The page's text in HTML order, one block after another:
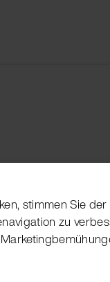
stimmen Sie
zu